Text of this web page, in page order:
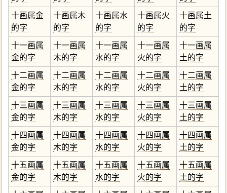
十画属金
的字
十画属木
的字
十画属水
的字
十画属火
的字
十画属土
的字
十一画属
金的字
十一画属
木的字
十一画属
水的字
十一画属
火的字
十一画属
土的字
十二画属
金的字
十二画属
木的字
十二画属
水的字
十二画属
火的字
十二画属
土的字
十三画属
金的字
十三画属
木的字
十三画属
水的字
十三画属
火的字
十三画属
土的字
十四画属
金的字
十四画属
木的字
十四画属
水的字
十四画属
火的字
十四画属
土的字
十五画属
金的字
十五画属
木的字
十五画属
水的字
十五画属
火的字
十五画属
土的字